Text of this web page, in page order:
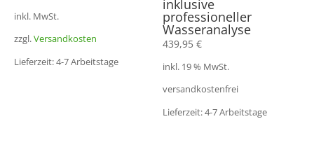
inkl. MwSt.
zzgl.Versandkosten
Lieferzeit: 4-7 Arbeitstage
inklusive
professioneller
Wasseranalyse
439,95€
inkl. 19 % MwSt.
versandkostenfrei
Lieferzeit: 4-7 Arbeitstage